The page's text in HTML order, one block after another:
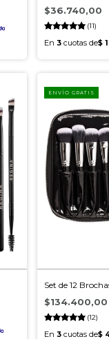
(11)
$36.740,00
ENVÍO GRATIS
Set de 12
(12)
$134.400,00